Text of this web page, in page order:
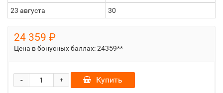
23 августа
30
24 359 ₽
Цена в бонусных баллах:24359**
+
- Купить